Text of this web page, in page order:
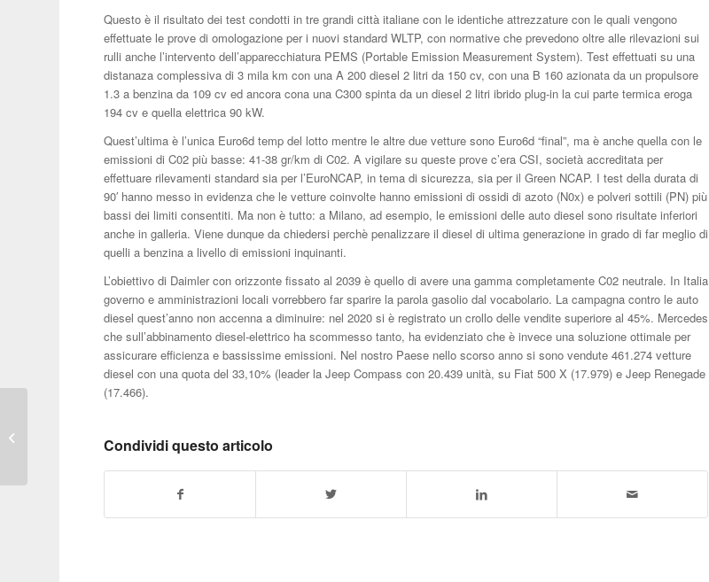
Questo è il risultato dei test condotti in tre grandi città italiane con le identiche attrezzature con le quali vengono
effettuate le prove di omologazione per i nuovi standard WLTP, con normative che prevedono oltre alle rilevazioni sui
rulli anche l’intervento dell’apparecchiatura PEMS (Portable Emission Measurement System). Test effettuati su una
distanaza complessiva di 3 mila km con una A 200 diesel 2 litri da 150 cv, con una B 160 azionata da un propulsore
1.3 a benzina da 109 cv ed ancora cona una C300 spinta da un diesel 2 litri ibrido plug-in la cui parte termica eroga
194 cv e quella elettrica 90 kW.
Quest’ultima è l’unica Euro6d temp del lotto mentre le altre due vetture sono Euro6d “final”, ma è anche quella con le
emissioni di C02 più basse: 41-38 gr/km di C02. A vigilare su queste prove c’era CSI, società accreditata per
effettuare rilevamenti standard sia per l’EuroNCAP, in tema di sicurezza, sia per il Green NCAP. I test della durata di
90′ hanno messo in evidenza che le vetture coinvolte hanno emissioni di ossidi di azoto (N0x) e polveri sottili (PN) più
bassi dei limiti consentiti. Ma non è tutto: a Milano, ad esempio, le emissioni delle auto diesel sono risultate inferiori
anche in galleria. Viene dunque da chiedersi perchè penalizzare il diesel di ultima generazione in grado di far meglio di
quelli a benzina a livello di emissioni inquinanti.
L’obiettivo di Daimler con orizzonte fissato al 2039 è quello di avere una gamma completamente C02 neutrale. In Italia
governo e amministrazioni locali vorrebbero far sparire la parola gasolio dal vocabolario. La campagna contro le auto
diesel quest’anno non accenna a diminuire: nel 2020 si è registrato un crollo delle vendite superiore al 45%. Mercedes
che sull’abbinamento diesel-elettrico ha scommesso tanto, ha evidenziato che è invece una soluzione ottimale per
assicurare efficienza e bassissime emissioni. Nel nostro Paese nello scorso anno si sono vendute 461.274 vetture
diesel con una quota del 33,10% (leader la Jeep Compass con 20.439 unità, su Fiat 500 X (17.979) e Jeep Renegade
(17.466).
Condividi questo articolo
polivalente sulle ceneri
del crossodromo